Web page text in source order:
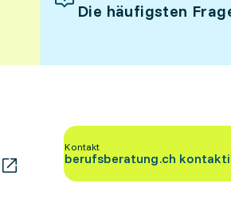
Die häufigsten
Kontakt
berufsberatung.ch